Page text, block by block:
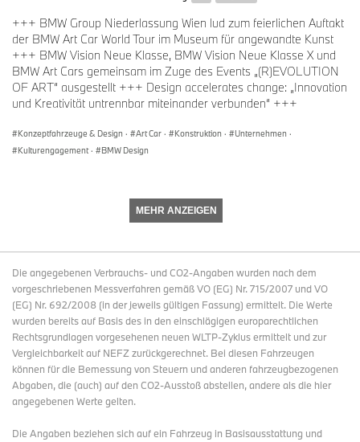
+++ BMW Group Niederlassung Wien lud zum feierlichen Auftakt
der BMW Art Car World Tour im Museum für angewandte Kunst
+++ BMW Vision Neue Klasse, BMW Vision Neue Klasse X und
BMW Art Cars gemeinsam im Zuge des Events „(R)EVOLUTION
OF ART“ ausgestellt +++ Design accelerates change: „Innovation
und Kreativität untrennbar miteinander verbunden“ +++
Konzeptfahrzeuge & Design · Art Car · Konstruktion · Unternehmen ·
Kulturengagement · BMW Design
MEHR ANZEIGEN
Die angegebenen Verbrauchs- und CO2-Angaben wurden nach dem
vorgeschriebenen Messverfahren gemäß VO (EG) Nr. 715/2007 und VO
(EG) Nr. 692/2008 (in der jeweils gültigen Fassung) ermittelt. Die Werte
wurden bereits auf Basis des in den einschlägigen europarechtlichen
Rechtsgrundlagen vorgesehenen neuen WLTP-Zyklus ermittelt und zur
Vergleichbarkeit auf NEFZ zurückgerechnet. Bei diesen Fahrzeugen
können für die Bemessung von Steuern und anderen fahrzeugbezogenen
Abgaben, die (auch) auf den CO2-Ausstoß abstellen, andere als die hier
angegebenen Werte gelten.
Die Angaben beziehen sich auf ein Fahrzeug in Basisausstattung und